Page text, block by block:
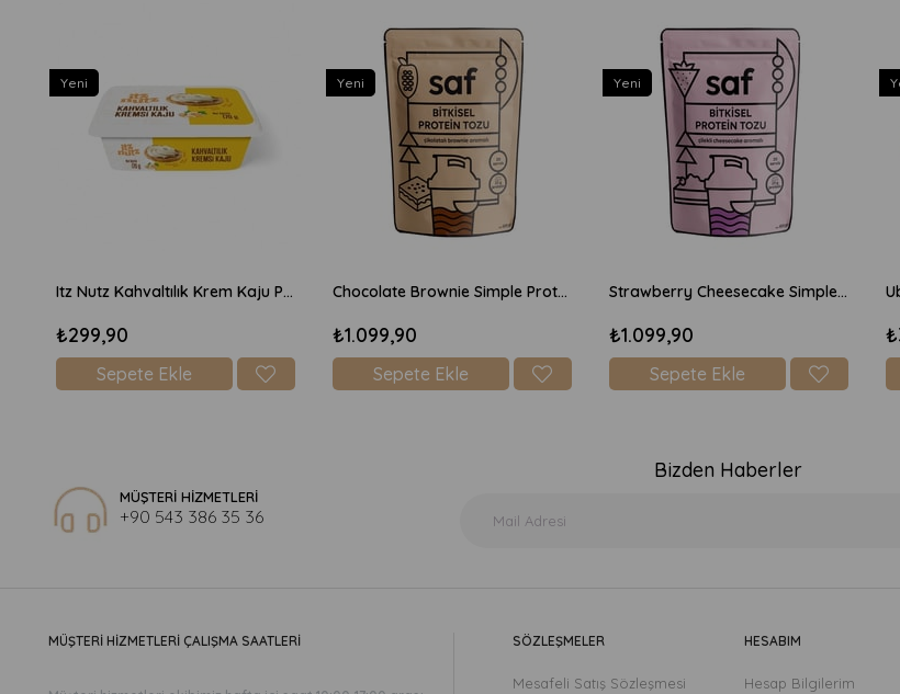
Itz Nutz Kahvaltılık Krem Kaju Peyniri 170gr
₺299,90
Sepete Ekle
Yeni
Chocolate Brownie Simple Protein Mix 600gr
₺1.099,90
Sepete Ekle
Yeni
Strawberry Cheesecake Simple Protein Mix 600gr
₺1.099,90
Sepete Ekle
Yeni
MÜŞTERİ HİZMETLERİ
+90 543 386 35 36
Bizden Haberler
MÜŞTERİ HİZMETLERİ ÇALIŞMA SAATLERİ SÖZLEŞMELER
Mesafeli Satış Sözleşmesi
HESABIM
Hesap Bilgilerim